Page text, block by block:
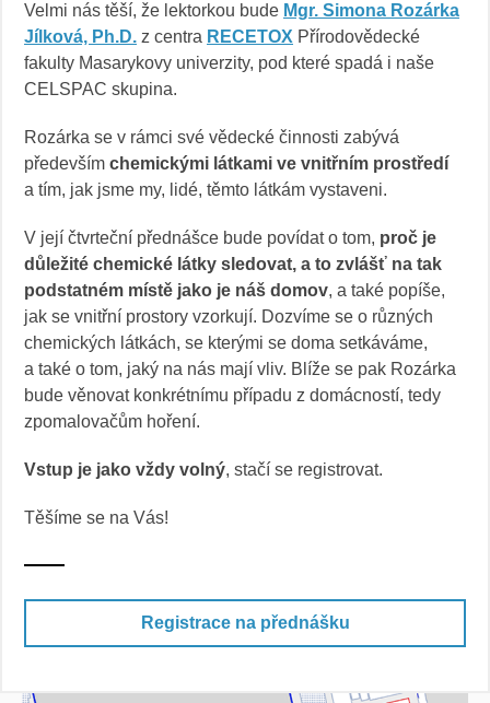
Velmi nás těší, že lektorkou bude Mgr. Simona Rozárka
Jílková, Ph.D. z centra RECETOX Přírodovědecké
fakulty Masarykovy univerzity, pod které spadá i naše
CELSPAC skupina.
Rozárka se v rámci své vědecké činnosti zabývá
především chemickými látkami ve vnitřním prostředí
a tím, jak jsme my, lidé, těmto látkám vystaveni.
V její čtvrteční přednášce bude povídat o tom, proč je
důležité chemické látky sledovat, a to zvlášť na tak
podstatném místě jako je náš domov, a také popíše,
jak se vnitřní prostory vzorkují. Dozvíme se o různých
chemických látkách, se kterými se doma setkáváme,
a také o tom, jaký na nás mají vliv. Blíže se pak Rozárka
bude věnovat konkrétnímu případu z domácností, tedy
zpomalovačům hoření.
Vstup je jako vždy volný, stačí se registrovat.
Těšíme se na Vás!
Registrace na přednášku